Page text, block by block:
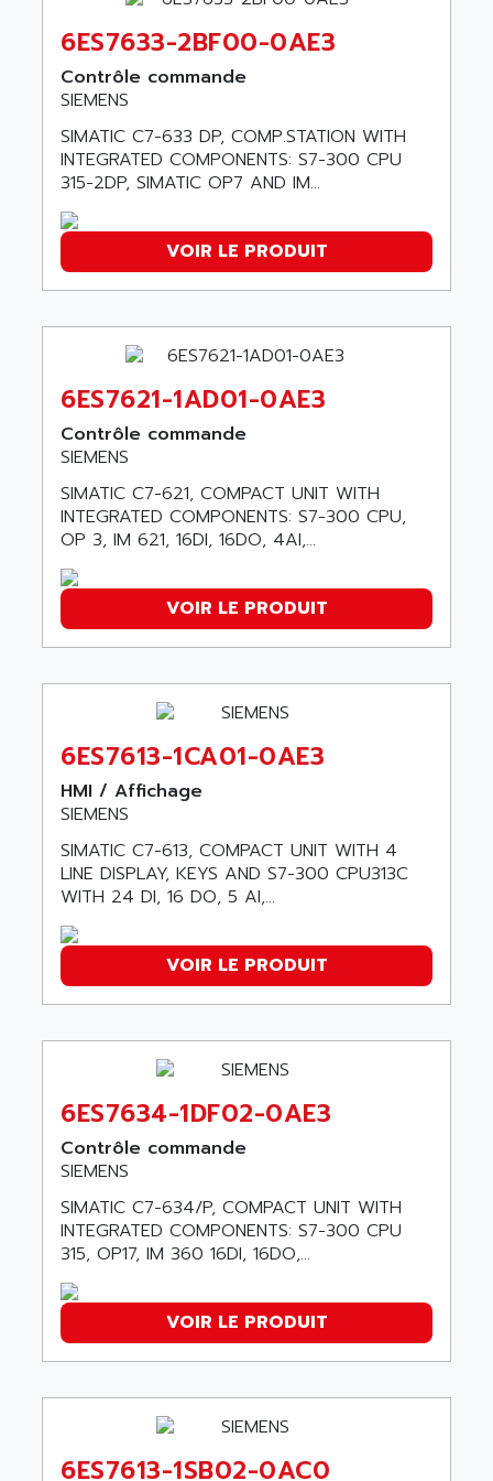
RAIL SWITCH
SBC
SIMATIC HMI
SIMATIC OPERATOR PANEL
APRIL 2000
APRIL 7000
SMC600
SMC 50 / SMC 600
SMC 600
SMC50 / SMC600
SMC 25 et SMC 35
SMC25 et SMC35
PB80
WS SERIES
TSX COMPACT
984 SERIE
SIMODRIVE
TSX21
C350
PB15
C200
SMC200 / 500
NC
SYSMAC
SERVO MOTOR
PERMANENT MAGNET MOTOR
BPH
MASAP
BSM SERIE
SIMODRIVE 210
SIMODRIVE 610
SIMODRIVE 650
SIMOREG
SINUMERIK 800
ABC VISION
ABD
ABG
ABL
ABL SURSUM
ABLE SYSTEMS
ABLIC
ABOUTBATTERIE
ABS COMPUTERS
ABS SYSTEM
ABSOCODER
ABUS
ABUS ELECTRONIC
AC
AC AUTOMATION
AC SMARTMOTION
ACARD
ACCES
ACCESS
ACCROSSER
ACCU
ACCUCELL
ACCU-SORT SYSTEMS
ACDC
ACEDIS
ACINDUCTO
ACMA
ACOBAL
ACOOL
ACOPIAN
ACQUIDUC
ACROMAG
ACS MOTION CONTROL
ACTIA
6ES7633-2BF00-0AE3
Contrôle commande
SIEMENS
SIMATIC C7-633 DP, COMP.STATION WITH
INTEGRATED COMPONENTS: S7-300 CPU
315-2DP, SIMATIC OP7 AND IM...
VOIR LE PRODUIT
6ES7621-1AD01-0AE3
Contrôle commande
SIEMENS
SIMATIC C7-621, COMPACT UNIT WITH
INTEGRATED COMPONENTS: S7-300 CPU,
OP 3, IM 621, 16DI, 16DO, 4AI,...
VOIR LE PRODUIT
6ES7613-1CA01-0AE3
HMI / Affichage
SIEMENS
SIMATIC C7-613, COMPACT UNIT WITH 4
LINE DISPLAY, KEYS AND S7-300 CPU313C
WITH 24 DI, 16 DO, 5 AI,...
VOIR LE PRODUIT
6ES7634-1DF02-0AE3
Contrôle commande
SIEMENS
SIMATIC C7-634/P, COMPACT UNIT WITH
INTEGRATED COMPONENTS: S7-300 CPU
315, OP17, IM 360 16DI, 16DO,...
VOIR LE PRODUIT
6ES7613-1SB02-0AC0